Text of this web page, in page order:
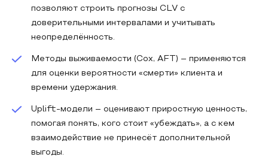
позволяют строить прогнозы CLV с
доверительными интервалами и учитывать
неопределённость.
Методы выживаемости (Cox, AFT) – применяются
для оценки вероятности «смерти» клиента и
времени удержания.
Uplift-модели – оценивают приростную ценность,
помогая понять, кого стоит «убеждать», а с кем
взаимодействие не принесёт дополнительной
выгоды.